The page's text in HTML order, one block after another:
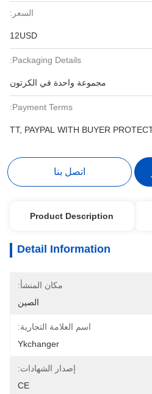
السعر:
12USD
Packaging Details:
مجموعة واحدة في الكرتون
Payment Terms:
TT, PAYPAL WITH BUYER
اتصل بنا
Product Description
Detail Information
مكان المنشأ:
الصين
اسم العلامة التجارية:
Ykchanger
إصدار الشهادات:
CE